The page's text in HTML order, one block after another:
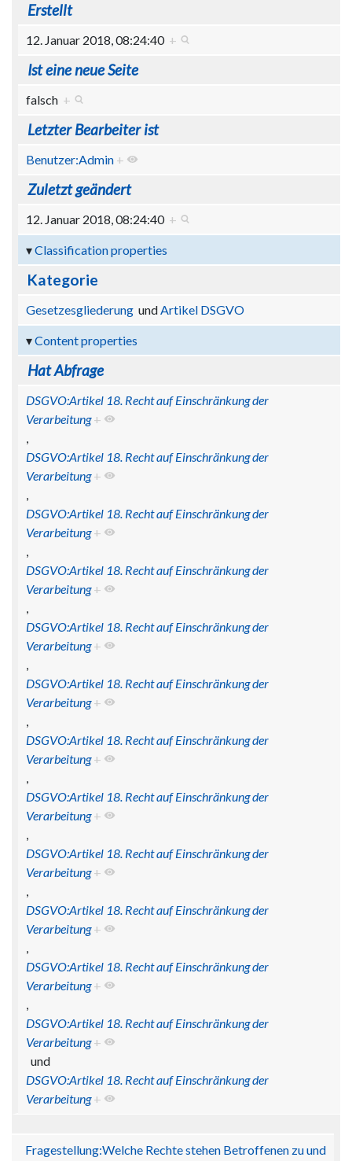
Erstellt
12. Januar 2018, 08:24:40 +
Ist eine neue Seite
falsch +
Letzter Bearbeiter ist
Benutzer:Admin +
Zuletzt geändert
12. Januar 2018, 08:24:40 +
Classification properties
Kategorie
GesetzesgliederungundArtikel DSGVO
Content properties
Hat Abfrage
DSGVO:Artikel 18. Recht auf Einschränkung der
Verarbeitung +
,
DSGVO:Artikel 18. Recht auf Einschränkung der
Verarbeitung +
,
DSGVO:Artikel 18. Recht auf Einschränkung der
Verarbeitung +
,
DSGVO:Artikel 18. Recht auf Einschränkung der
Verarbeitung +
,
DSGVO:Artikel 18. Recht auf Einschränkung der
Verarbeitung +
,
DSGVO:Artikel 18. Recht auf Einschränkung der
Verarbeitung +
,
DSGVO:Artikel 18. Recht auf Einschränkung der
Verarbeitung +
,
DSGVO:Artikel 18. Recht auf Einschränkung der
Verarbeitung +
,
DSGVO:Artikel 18. Recht auf Einschränkung der
Verarbeitung +
,
DSGVO:Artikel 18. Recht auf Einschränkung der
Verarbeitung +
,
DSGVO:Artikel 18. Recht auf Einschränkung der
Verarbeitung +
,
DSGVO:Artikel 18. Recht auf Einschränkung der
Verarbeitung +
und
DSGVO:Artikel 18. Recht auf Einschränkung der
Verarbeitung +
Fragestellung:Welche Rechte stehen Betroffenen zu und